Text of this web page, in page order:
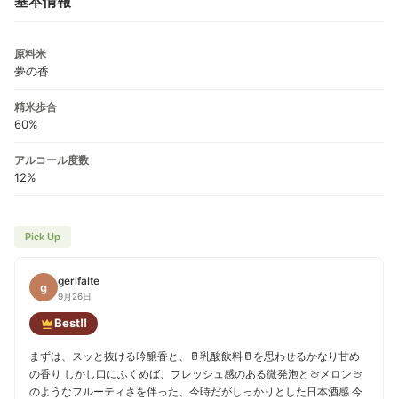
原料米
夢の香
精米歩合
60%
アルコール度数
12%
Pick Up
g gerifalte
9月26日
Best!!
まずは、スッと抜ける吟醸香と、🥛乳酸飲料🥛を思わせるかなり甘め
の香り しかし口にふくめば、フレッシュ感のある微発泡と🍈メロン🍈
のようなフルーティさを伴った、今時だがしっかりとした日本酒感 今